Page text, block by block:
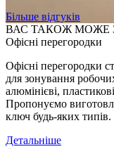
Більше відгуків
ВАС ТАКОЖ МОЖЕ
Офісні перегородки
Офісні перегородки
для зонування
алюмінієві,
Пропонуємо
ключ будь-яких типів.
Детальніше